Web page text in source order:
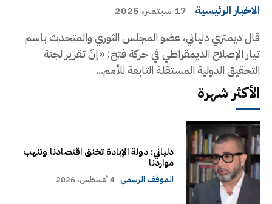
الاخبار الرئيسية 17 سبتمبر، 2025
قال ديمتري دلياني، عضو المجلس الثوري والمتحدث باسم
تيار الإصلاح الديمقراطي في حركة فتح: «إنّ تقرير لجنة
التحقيق الدولية المستقلة التابعة للأمم...
الأكثر شهرة
دلياني: دولة الإبادة تخنق اقتصادنا وتنهب
مواردنا
الموقف الرسمي 4 أغسطس، 2026